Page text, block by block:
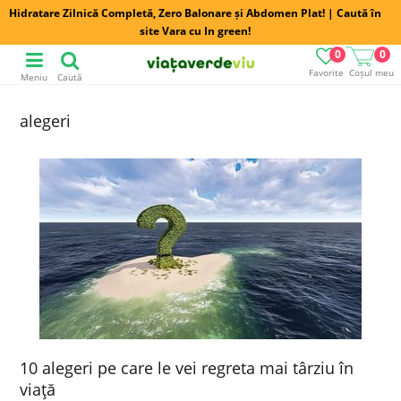
Hidratare Zilnică Completă, Zero Balonare și Abdomen Plat! | Caută în
site Vara cu In green!
Favorite
0
Coșul meu
0
Meniu Caută
alegeri
10 alegeri pe care le vei regreta mai târziu în
viaţă